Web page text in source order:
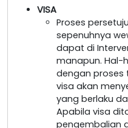
VISA
Proses
sepenuhnya
dapat di
manapun. Hal-
dengan proses
visa akan
yang berlaku
Apabila visa
pengembalian